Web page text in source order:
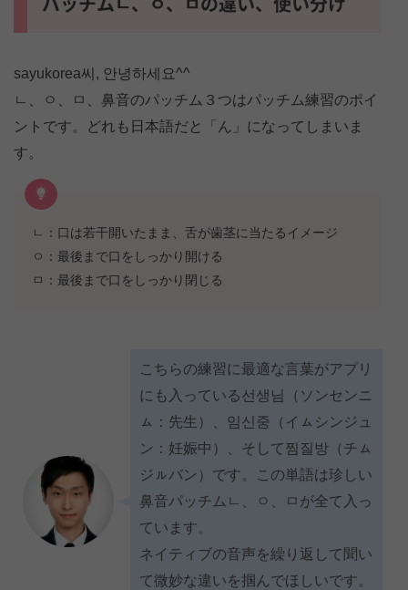
sayukorea씨, 안녕하세요^^
ㄴ、ㅇ、ㅁ、鼻音のパッチム３つはパッチム練習のポイ
ントです。どれも日本語だと「ん」になってしまいま
す。
ㄴ：口は若干開いたまま、舌が歯茎に当たるイメージ
ㅇ：最後まで口をしっかり開ける
ㅁ：最後まで口をしっかり閉じる
こちらの練習に最適な言葉がアプリ
にも入っている선생님（ソンセンニ
ㇺ：先生）、임신중（イㇺシンジュ
ン：妊娠中）、そして찜질방（チㇺ
ジㇽバン）です。この単語は珍しい
鼻音パッチムㄴ、ㅇ、ㅁが全て入っ
ています。
ネイティブの音声を繰り返して聞い
て微妙な違いを掴んでほしいです。